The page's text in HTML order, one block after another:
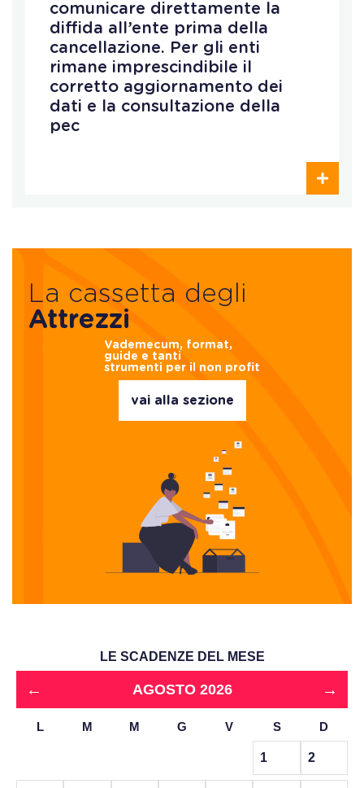
comunicare direttamente la
diffida all’ente prima della
cancellazione. Per gli enti
rimane imprescindibile il
corretto aggiornamento dei
dati e la consultazione della
pec
La cassetta degli
Attrezzi
Vademecum, format,
guide e tanti
strumenti per il non profit
vai alla sezione
LE SCADENZE DEL MESE
← AGOSTO 2026 →
L M M G V S D
1 2